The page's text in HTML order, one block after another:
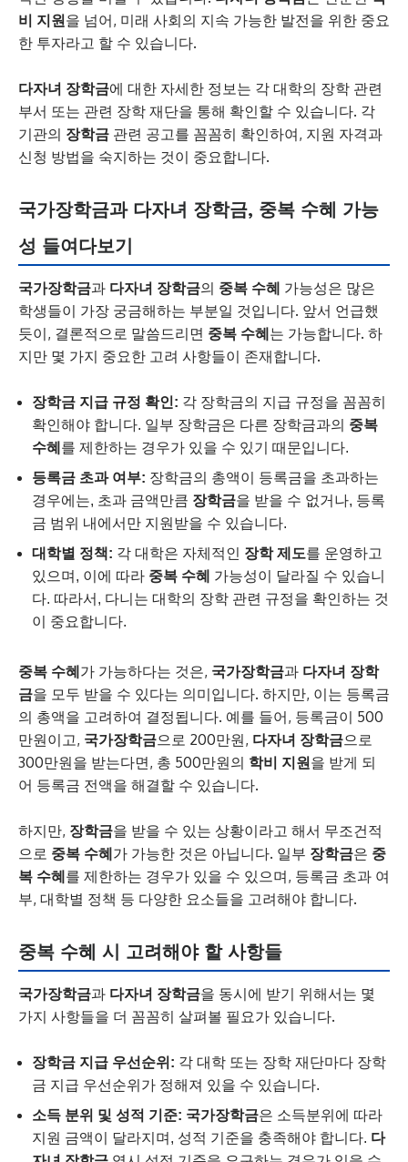
비 지원을 넘어, 미래 사회의 지속 가능한 발전을 위한 중요
한 투자라고 할 수 있습니다.
다자녀 장학금에 대한 자세한 정보는 각 대학의 장학 관련
부서 또는 관련 장학 재단을 통해 확인할 수 있습니다. 각
기관의 장학금 관련 공고를 꼼꼼히 확인하여, 지원 자격과
신청 방법을 숙지하는 것이 중요합니다.
국가장학금과 다자녀 장학금, 중복 수혜 가능
성 들여다보기
국가장학금과 다자녀 장학금의 중복 수혜 가능성은 많은
학생들이 가장 궁금해하는 부분일 것입니다. 앞서 언급했
듯이, 결론적으로 말씀드리면 중복 수혜는 가능합니다. 하
지만 몇 가지 중요한 고려 사항들이 존재합니다.
장학금 지급 규정 확인: 각 장학금의 지급 규정을 꼼꼼히
확인해야 합니다. 일부 장학금은 다른 장학금과의 중복
수혜 를 제한하는 경우가 있을 수 있기 때문입니다.
등록금 초과 여부: 장학금의 총액이 등록금을 초과하는
경우에는, 초과 금액만큼 장학금을 받을 수 없거나, 등록
금 범위 내에서만 지원받을 수 있습니다.
대학별 정책: 각 대학은 자체적인 장학 제도를 운영하고
있으며, 이에 따라 중복 수혜
가능성이 달라질 수 있습니
다. 따라서, 다니는 대학의 장학 관련 규정을 확인하는 것
이 중요합니다.
중복 수혜가 가능하다는 것은, 국가장학금과 다자녀 장학
금을 모두 받을 수 있다는 의미입니다. 하지만, 이는 등록금
의 총액을 고려하여 결정됩니다. 예를 들어, 등록금이 500
만원이고, 국가장학금으로 200만원, 다자녀 장학금으로
300만원을 받는다면, 총 500만원의 학비 지원을 받게 되
어 등록금 전액을 해결할 수 있습니다.
하지만, 장학금을 받을 수 있는 상황이라고 해서 무조건적
으로 중복 수혜가 가능한 것은 아닙니다. 일부 장학금은 중
복 수혜를 제한하는 경우가 있을 수 있으며, 등록금 초과 여
부, 대학별 정책 등 다양한 요소들을 고려해야 합니다.
중복 수혜 시 고려해야 할 사항들
국가장학금과 다자녀 장학금을 동시에 받기 위해서는 몇
가지 사항들을 더 꼼꼼히 살펴볼 필요가 있습니다.
장학금 지급 우선순위: 각 대학 또는 장학 재단마다 장학
금 지급 우선순위가 정해져 있을 수 있습니다.
소득 분위 및 성적 기준: 국가장학금은 소득분위에 따라
지원 금액이 달라지며, 성적 기준을 충족해야 합니다. 다